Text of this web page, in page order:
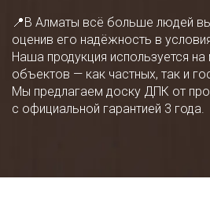
📍В Алматы всё больше людей
оценив его надёжность в
Наша продукция используется
объектов — как частных, так и
Мы предлагаем доску ДПК от
с официальной гарантией 3 года.